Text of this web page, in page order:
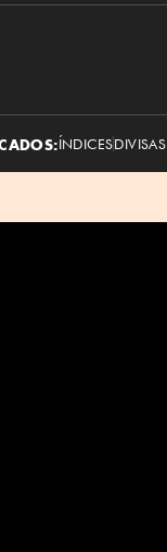
ÍNDICESDIVISAS